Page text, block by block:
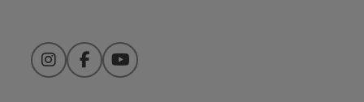
InstagramFacebookYouTube